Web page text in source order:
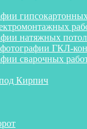
натяжных
ГКЛ-
сварочных
Кирпич